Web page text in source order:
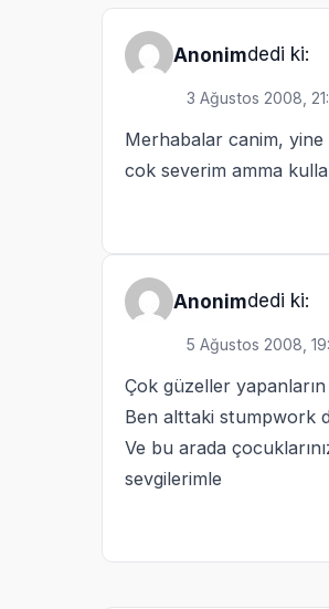
Anonimdedi ki:
3 Ağustos 2008,
Merhabalar canim,
cok severim amma
Anonimdedi ki:
5 Ağustos 2008,
Çok güzeller yapanların
Ben alttaki stumpwork
Ve bu arada
sevgilerimle